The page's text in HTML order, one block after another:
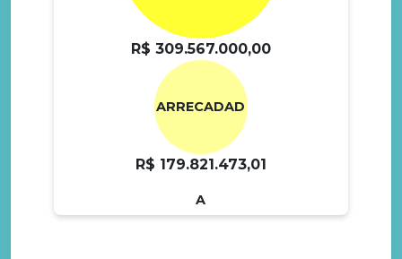
R$ 309.567.000,00
ARRECADAD
A
R$ 179.821.473,01